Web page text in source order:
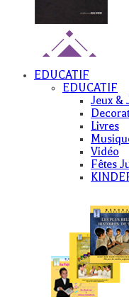
EDUCATIF
EDUCATIF
Jeux &
Livres
Vidéo
Fêtes